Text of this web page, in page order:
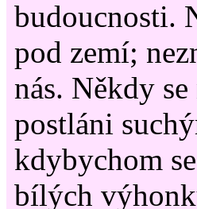
budoucnosti.
pod zemí;
nás. Někdy
postláni
kdybychom
bílých